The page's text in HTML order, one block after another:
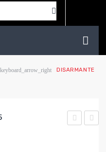
keyboard_arrow_right DISARMANTE